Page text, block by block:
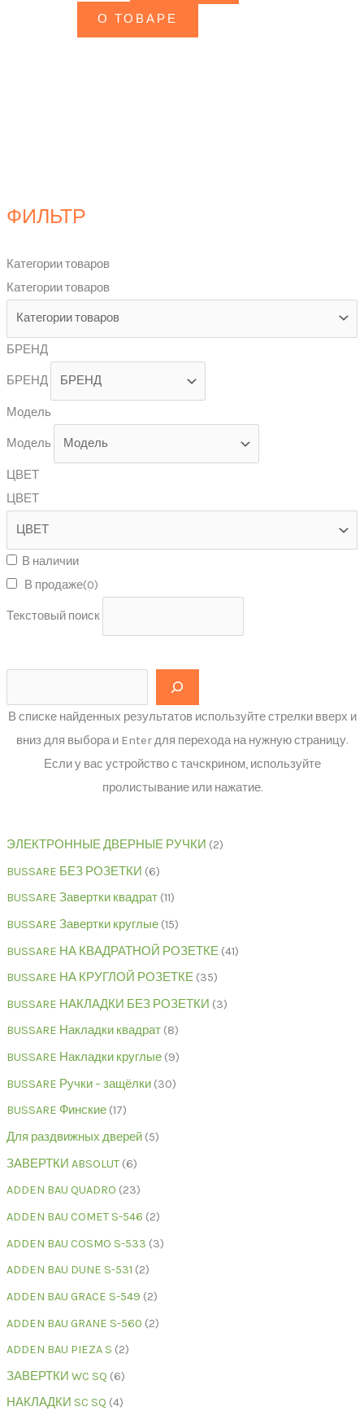
ФИЛЬТР
Категории товаров
Категории товаров
БРЕНД
БРЕНД
Модель
Модель
ЦВЕТ
ЦВЕТ
В наличии
В продаже(0)
Текстовый поиск
В списке найденных результатов используйте стрелки вверх и
вниз для выбора и Enter для перехода на нужную страницу.
Если у вас устройство с тачскрином, используйте
пролистывание или нажатие.
ЭЛЕКТРОННЫЕ ДВЕРНЫЕ РУЧКИ 2
BUSSARE БЕЗ РОЗЕТКИ 6
BUSSARE Завертки квадрат 11
BUSSARE Завертки круглые 15
BUSSARE НА КВАДРАТНОЙ РОЗЕТКЕ 41
BUSSARE НА КРУГЛОЙ РОЗЕТКЕ 35
BUSSARE НАКЛАДКИ БЕЗ РОЗЕТКИ 3
BUSSARE Накладки квадрат 8
BUSSARE Накладки круглые 9
BUSSARE Ручки – защёлки 30
BUSSARE Финские 17
Для раздвижных дверей 5
ЗАВЕРТКИ ABSOLUT 6
ADDEN BAU QUADRO 23
ADDEN BAU COMET S-546 2
ADDEN BAU COSMO S-533 3
ADDEN BAU DUNE S-531 2
ADDEN BAU GRACE S-549 2
ADDEN BAU GRANE S-560 2
ADDEN BAU PIEZA S 2
ЗАВЕРТКИ WC SQ 6
НАКЛАДКИ SC SQ 4
О ТОВАРЕ